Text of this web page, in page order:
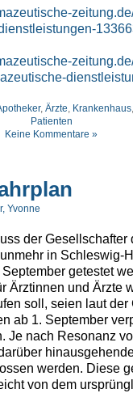
,Ärzte, Krankenhaus,
Patienten
Keine Kommentare »
Yvonne
der Gesellschafter
in Schleswig-
getestet
Ärztinnen und Ärzte
soll, seien laut der
ab 1. September
Je nach Resonanz
werden. Diese
von dem